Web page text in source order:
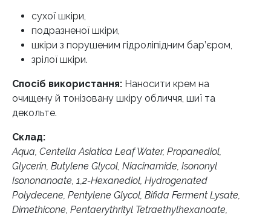
сухої шкіри,
подразненої шкіри,
шкіри з порушеним гідроліпідним бар’єром,
зрілої шкіри.
Спосіб використання: Наносити крем на
очищену й тонізовану шкіру обличчя, шиї та
декольте.
Склад:
Aqua, Centella Asiatica Leaf Water, Propanediol,
Glycerin, Butylene Glycol, Niacinamide, Isononyl
Isononanoate, 1,2-Hexanediol, Hydrogenated
Polydecene, Pentylene Glycol, Bifida Ferment Lysate,
Dimethicone, Pentaerythrityl Tetraethylhexanoate,